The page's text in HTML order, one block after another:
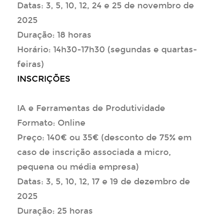
Datas: 3, 5, 10, 12, 24 e 25 de novembro de
2025
Duração: 18 horas
Horário: 14h30-17h30 (segundas e quartas-
feiras)
INSCRIÇÕES
IA e Ferramentas de Produtividade
Formato: Online
Preço: 140€ ou 35€ (desconto de 75% em
caso de inscrição associada a micro,
pequena ou média empresa)
Datas: 3, 5, 10, 12, 17 e 19 de dezembro de
2025
Duração: 25 horas